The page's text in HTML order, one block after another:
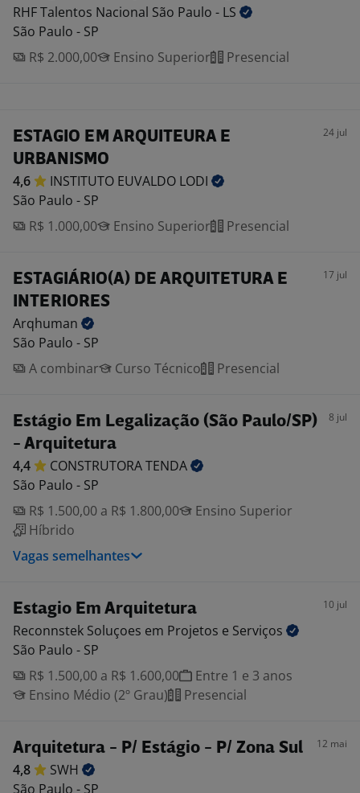
RHF Talentos Nacional São Paulo - LS
São Paulo - SP
R$ 2.000,00
Ensino Superior Presencial
ESTAGIO EM ARQUITEURA E
URBANISMO
24 jul
4,6 INSTITUTO EUVALDO LODI
São Paulo - SP
R$ 1.000,00
Ensino Superior Presencial
ESTAGIÁRIO(A) DE ARQUITETURA E
INTERIORES
17 jul
Arqhuman
São Paulo - SP
A combinar
Curso Técnico Presencial
Estágio Em Legalização (São Paulo/SP)
- Arquitetura
8 jul
4,4 CONSTRUTORATENDA
São Paulo - SP
R$ 1.500,00 a R$ 1.800,00
Ensino Superior
Híbrido
Vagas semelhantes
Estagio Em Arquitetura 10 jul
Reconnstek Soluçoes em Projetos e Serviços
São Paulo - SP
R$ 1.500,00 a R$ 1.600,00
Entre 1 e 3 anos
Ensino Médio (2º Grau)
Presencial
Arquitetura - P/ Estágio - P/ Zona Sul 12 mai
4,8
SWH
São Paulo - SP